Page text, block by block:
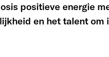
positieve energie
en het talent om